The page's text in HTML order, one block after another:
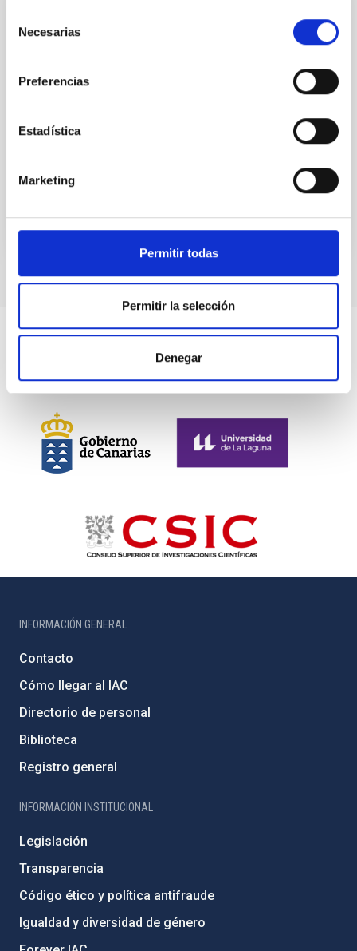
Necesarias
Preferencias
Estadística
Marketing
Permitir todas
Permitir la selección
Denegar
Ciencia GTC 2009-2014: gran ciencia para
El Gran Telescopio CANARIAS (GTC), con sus 10,4 m
telescopios ópticos-infrarrojos más grandes y
avanzados del mundo. Inició su fase de producción
Fecha
INFORMACIÓN GENERAL
Contacto
Cómo llegar al IAC
Directorio de personal
Biblioteca
Registro general
INFORMACIÓN INSTITUCIONAL
Legislación
Transparencia
Código ético y política antifraude
Igualdad y diversidad de género